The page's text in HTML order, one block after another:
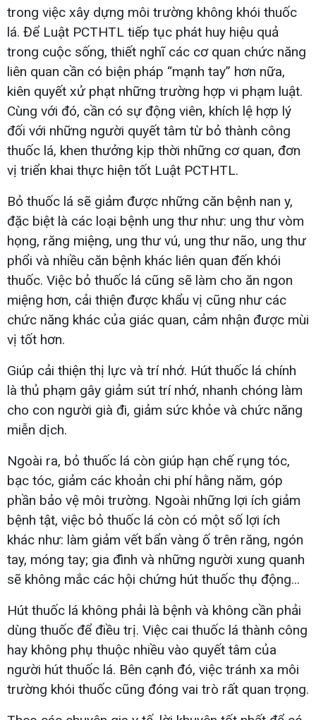
trong việc xây dựng môi trường không khói thuốc
lá. Để Luật PCTHTL tiếp tục phát huy hiệu quả
trong cuộc sống, thiết nghĩ các cơ quan chức năng
liên quan cần có biện pháp “mạnh tay” hơn nữa,
kiên quyết xử phạt những trường hợp vi phạm luật.
Cùng với đó, cần có sự động viên, khích lệ hợp lý
đối với những người quyết tâm từ bỏ thành công
thuốc lá, khen thưởng kịp thời những cơ quan, đơn
vị triển khai thực hiện tốt Luật PCTHTL.
Bỏ thuốc lá sẽ giảm được những căn bệnh nan y,
đặc biệt là các loại bệnh ung thư như: ung thư vòm
họng, răng miệng, ung thư vú, ung thư não, ung thư
phổi và nhiều căn bệnh khác liên quan đến khói
thuốc. Việc bỏ thuốc lá cũng sẽ làm cho ăn ngon
miệng hơn, cải thiện được khẩu vị cũng như các
chức năng khác của giác quan, cảm nhận được mùi
vị tốt hơn.
Giúp cải thiện thị lực và trí nhớ. Hút thuốc lá chính
là thủ phạm gây giảm sút trí nhớ, nhanh chóng làm
cho con người già đi, giảm sức khỏe và chức năng
miễn dịch.
Ngoài ra, bỏ thuốc lá còn giúp hạn chế rụng tóc,
bạc tóc, giảm các khoản chi phí hằng năm, góp
phần bảo vệ môi trường. Ngoài những lợi ích giảm
bệnh tật, việc bỏ thuốc lá còn có một số lợi ích
khác như: làm giảm vết bẩn vàng ố trên răng, ngón
tay, móng tay; gia đình và những người xung quanh
sẽ không mắc các hội chứng hút thuốc thụ động...
Hút thuốc lá không phải là bệnh và không cần phải
dùng thuốc để điều trị. Việc cai thuốc lá thành công
hay không phụ thuộc nhiều vào quyết tâm của
người hút thuốc lá. Bên cạnh đó, việc tránh xa môi
trường khói thuốc cũng đóng vai trò rất quan trọng.